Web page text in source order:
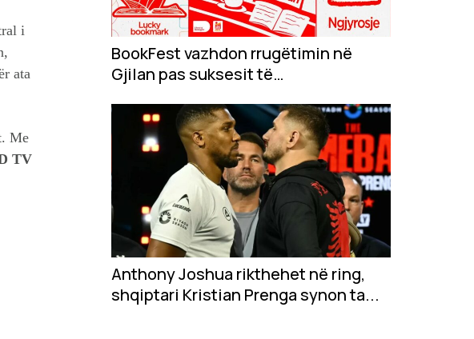
i
ata
Me
TV
BookFest vazhdon rrugëtimin në
Gjilan pas suksesit të
Anthony Joshua rikthehet në ring,
shqiptari Kristian Prenga synon ta...